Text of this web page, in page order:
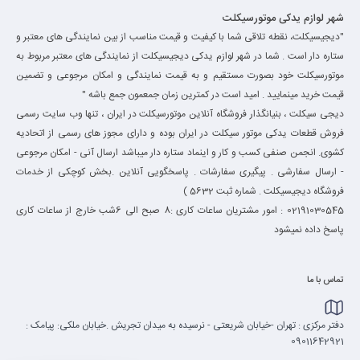
شهر لوازم یدکی موتورسیکلت
"دیجیسیکلت، نقطه تلاقی شما با کیفیت و قیمت مناسب از بین نمایندگی های معتبر و
ستاره دار است . شما در شهر لوازم یدکی دیجیسیکلت از نمایندگی های معتبر مربوط به
موتورسیکلت خود بصورت مستقیم و به قیمت نمایندگی و امکان مرجوعی و تضمین
قیمت خرید مینمایید . امید است در کمترین زمان جمعمون جمع باشه "
دیجی سیکلت ، بنیانگذار فروشگاه آنلاین موتورسیکلت در ایران ، تنها وب سایت رسمی
فروش قطعات یدکی موتور سیکلت در ایران بوده و دارای مجوز های رسمی از اتحادیه
کشوی. انجمن صنفی کسب و کار و اینماد ستاره دار میباشد ارسال آنی - امکان مرجوعی
- ارسال سفارشی . پیگیری سفارشات . پاسخگویی آنلاین .بخش کوچکی از خدمات
فروشگاه دیجیسیکلت . شماره ثبت 5632 )
02191030545 : امور مشتریان ساعات کاری :8 صبح الی 6شب خارج از ساعات کاری
پاسخ داده نمیشود
تماس با ما
دفتر مرکزی : تهران -خیابان شریعتی - نرسیده به میدان تجریش .خیابان ملکی: پیامک :
09011642921